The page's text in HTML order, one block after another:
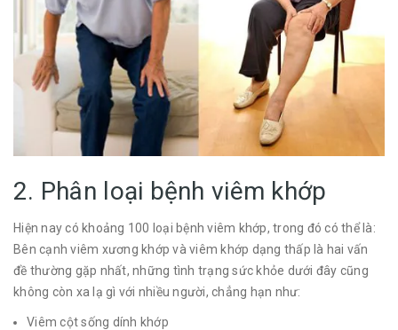
2. Phân loại bệnh viêm khớp
Hiện nay có khoảng 100 loại bệnh viêm khớp, trong đó có thể là:
Bên cạnh viêm xương khớp và viêm khớp dạng thấp là hai vấn
đề thường gặp nhất, những tình trạng sức khỏe dưới đây cũng
không còn xa lạ gì với nhiều người, chẳng hạn như:
Viêm cột sống dính khớp